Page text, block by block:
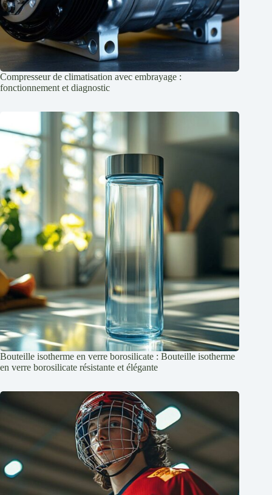
Compresseur de climatisation avec embrayage :
fonctionnement et diagnostic
Bouteille isotherme en verre borosilicate : Bouteille isotherme
en verre borosilicate résistante et élégante